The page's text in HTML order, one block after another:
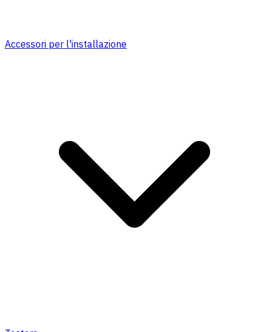
Accessori per l'installazione